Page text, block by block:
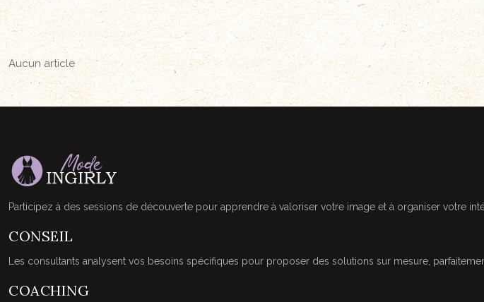
Aucun article
Participez à des sessions de découverte pour apprendre à valoriser votre image et à organiser votre
CONSEIL
Les consultants analysent vos besoins spécifiques pour proposer des solutions sur mesure,
COACHING